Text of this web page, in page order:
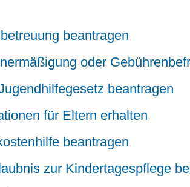
beantragen
oder
beantragen
für Eltern erhalten
beantragen
zur Kindertagespflege